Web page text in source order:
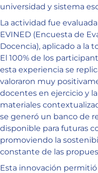
universidad y sistema
La actividad fue
EVINED (Encuesta de
Docencia), aplicado a la
El 100% de los
esta experiencia se
valoraron muy
docentes en ejercicio y
materiales
se generó un banco de
disponible para futuras
promoviendo la
constante de las
Esta innovación